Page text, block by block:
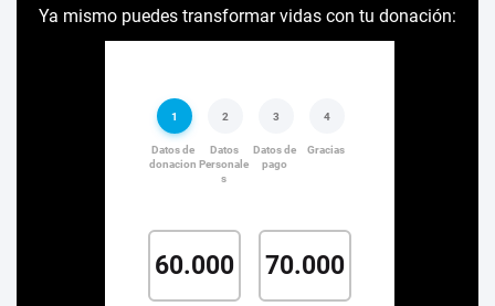
Ya mismo puedes transformar vidas con tu donación: